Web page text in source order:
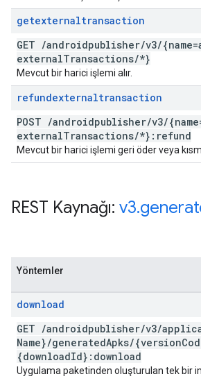
getexternaltransaction
GET /androidpublisher/v3/
externalTransactions/*}
Mevcut bir harici işlemi alır.
refundexternaltransaction
POST /androidpublisher/v3/
externalTransactions/*}:refund
Mevcut bir harici işlemi geri öder veya
REST Kaynağı: v3.
Yöntemler
download
GET /androidpublisher/v3/
Name}/generatedApks/{version
{downloadId}:download
Uygulama paketinden oluşturulan tek bir